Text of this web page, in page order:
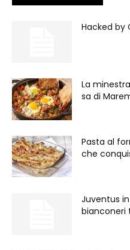
Hacked by
La
sa di
Pasta al
che
Juventus
bianconeri